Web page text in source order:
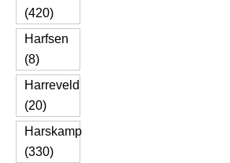
(420)
Harfsen
(8)
Harreveld
(20)
Harskamp
(330)